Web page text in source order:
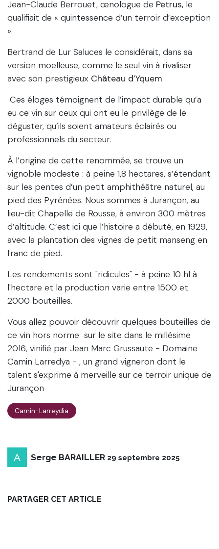
Jean-Claude Berrouet, œnologue de Petrus, le
qualifiait de « quintessence d’un terroir d’exception
».
Bertrand de Lur Saluces le considérait, dans sa
version moelleuse, comme le seul vin à rivaliser
avec son prestigieux Château d’Yquem.
Ces éloges témoignent de l’impact durable qu’a
eu ce vin sur ceux qui ont eu le privilège de le
déguster, qu’ils soient amateurs éclairés ou
professionnels du secteur.
À l’origine de cette renommée, se trouve un
vignoble modeste : à peine 1,8 hectares, s’étendant
sur les pentes d’un petit amphithéâtre naturel, au
pied des Pyrénées. Nous sommes à Jurançon, au
lieu-dit Chapelle de Rousse, à environ 300 mètres
d’altitude. C’est ici que l’histoire a débuté, en 1929,
avec la plantation des vignes de petit manseng en
franc de pied.
Les rendements sont "ridicules" - à peine 10 hl à
l'hectare et la production varie entre 1500 et
2000 bouteilles.
Vous allez pouvoir découvrir quelques bouteilles de
ce vin hors norme sur le site dans le millésime
2016, vinifié par Jean Marc Grussaute - Domaine
Camin Larredya - , un grand vigneron dont le
talent s'exprime à merveille sur ce terroir unique de
Jurançon
Camin-Larreydia
Serge BARAILLER 29 septembre 2025
PARTAGER CET ARTICLE